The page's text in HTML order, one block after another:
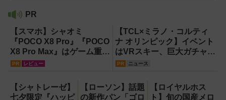
PR
【スマホ】シャオミ
『POCO X8 Pro』『POCO
X8 Pro Max』はゲーム重視
ならコスパ最強クラス！
PR レビュー
【TCL×ミラノ・コルティ
ナ オリンピック】イベント
はVRスキー、巨大ガチャな
どのイマーシブ体験が目白
PR ニュース
【シャトレーゼ】
七夕限定『ハッピ
【ローソン】話題
の新作パン「ゴロ
【ロイヤルホス
ト】旬の国産メロ